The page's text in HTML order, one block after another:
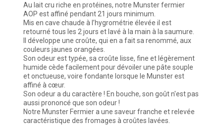
Au lait cru riche en protéines, notre Munster fermier
AOP est affiné pendant 21 jours minimum.
Mis en cave chaude à l’hygrométrie élevée il est
retourné tous les 2 jours et lavé à la main à la saumure.
Il développe une croûte, qui en a fait sa renommé, aux
couleurs jaunes orangées.
Son odeur est typée, sa croûte lisse, fine et légèrement
humide cède facilement pour dévoiler une pâte souple
et onctueuse, voire fondante lorsque le Munster est
affiné à cœur.
Son odeur a du caractère ! En bouche, son goût n'est pas
aussi prononcé que son odeur !
Notre Munster Fermier a une saveur franche et relevée
caractéristique des fromages à croûtes lavées.